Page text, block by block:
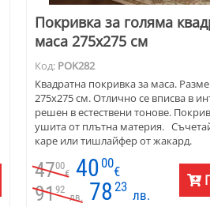
Покривка за голяма
маса 275х275 см
Код: POK282
Квадратна покривка за маса.
275х275 см. Отлично се вписва в
решен в естествени тонове.
ушита от плътна материя.
каре или тишлайфер от жакард.
4700
€ 40 00
€
9192
лв. 78 23
лв.